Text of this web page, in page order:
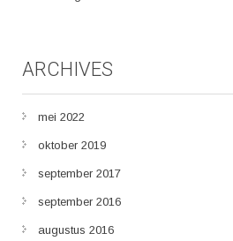
ARCHIVES
mei 2022
oktober 2019
september 2017
september 2016
augustus 2016